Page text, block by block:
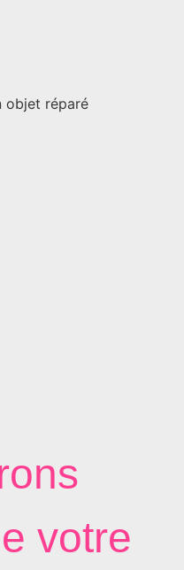
objet réparé
votre